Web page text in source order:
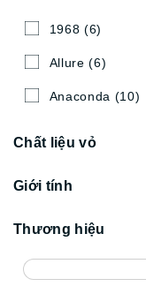
1968 (6)
Allure (6)
Anaconda (10)
Chất liệu vỏ
Giới tính
Thương hiệu